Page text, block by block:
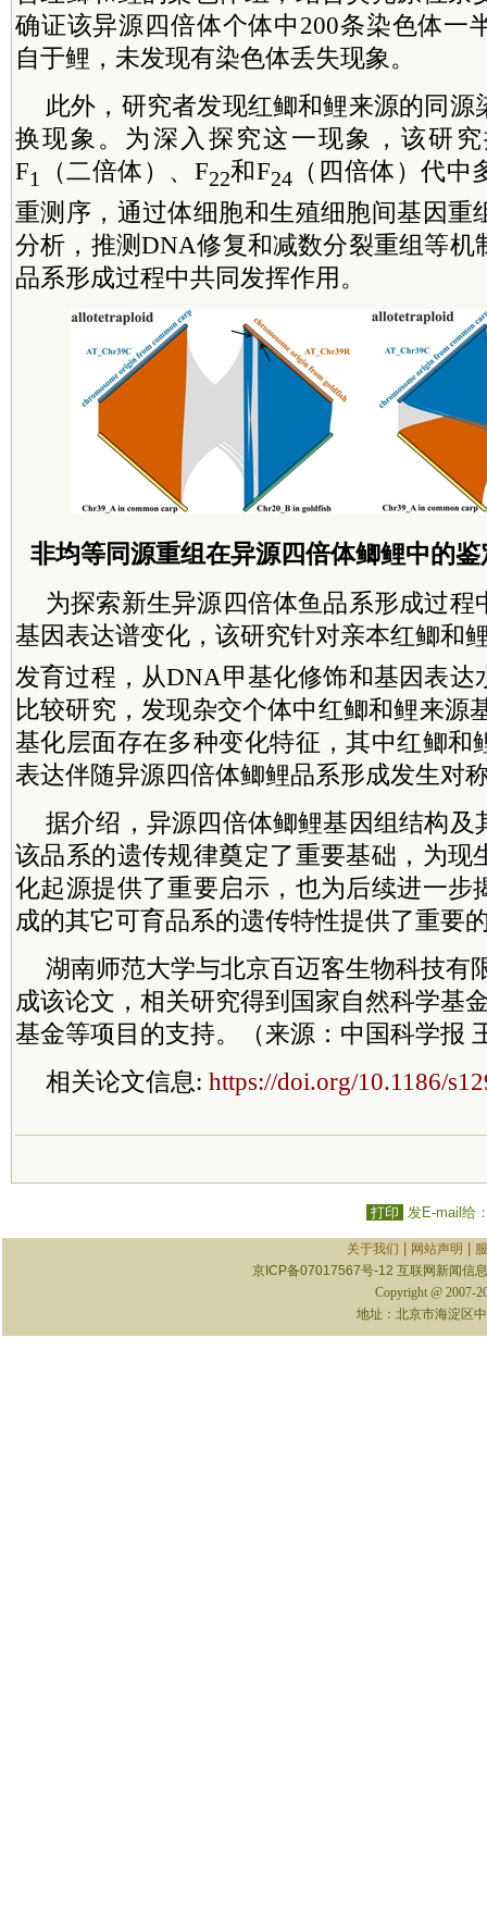
确证该异源四倍体个体中200条染色体一
自于鲤，未发现有染色体丢失现象。
此外，研究者发现红鲫和鲤来源的同源
换现象。为深入探究这一现象，该研
F1 （二倍体）、F22和F24
（四倍体）代
重测序，通过体细胞和生殖细胞间基因重
分析，推测DNA修复和减数分裂重组等机
品系形成过程中共同发挥作用。
非均等同源重组在异源四倍体鲫鲤中的
为探索新生异源四倍体鱼品系形成过程
基因表达谱变化，该研究针对亲本红鲫和
发育过程，从DNA甲基化修饰和基因表达
比较研究，发现杂交个体中红鲫和鲤来源
基化层面存在多种变化特征，其中红鲫和
表达伴随异源四倍体鲫鲤品系形成发生对
据介绍，异源四倍体鲫鲤基因组结构及
该品系的遗传规律奠定了重要基础，为现
化起源提供了重要启示，也为后续进一步
成的其它可育品系的遗传特性提供了重要
湖南师范大学与北京百迈客生物科技有
成该论文，相关研究得到国家自然科学基
基金等项目的支持。（来源：中国科学报
相关论文信息: https://doi.org/10.1186/
打印 发E-mail给
关于我们 网站声明
京ICP备07017567号-12 互联网新闻信
Copyright @ 2007-
地址：北京市海淀区